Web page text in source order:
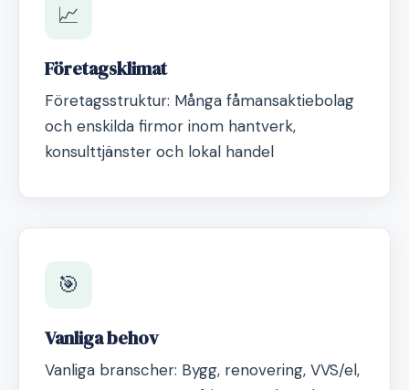
📈
Företagsklimat
Företagsstruktur: Många fåmansaktiebolag
och enskilda firmor inom hantverk,
konsulttjänster och lokal handel
🎯
Vanliga behov
Vanliga branscher: Bygg, renovering, VVS/el,